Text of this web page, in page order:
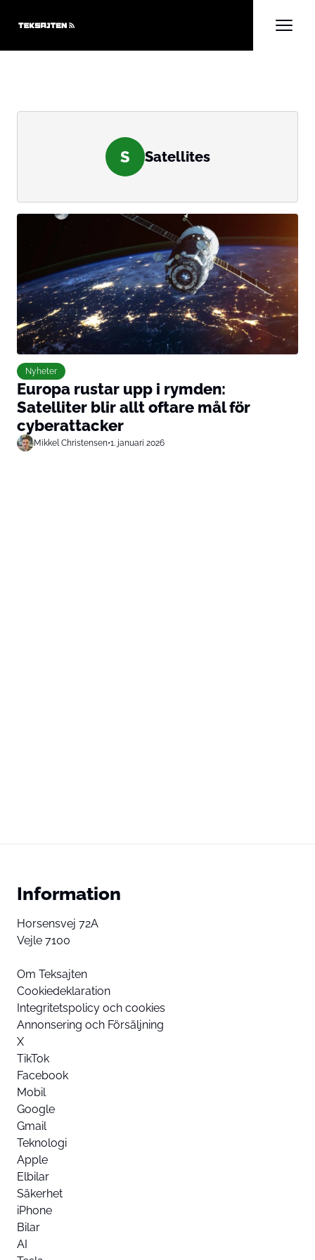
S Satellites
Nyheter
Europa rustar upp i rymden:
Satelliter blir allt oftare mål för
cyberattacker
Mikkel Christensen•1. januari 2026
Information
Horsensvej 72A
Vejle 7100
Om Teksajten
Cookiedeklaration
Integritetspolicy och cookies
Annonsering och Försäljning
X
TikTok
Facebook
Mobil
Google
Gmail
Teknologi
Apple
Elbilar
Säkerhet
iPhone
Bilar
AI